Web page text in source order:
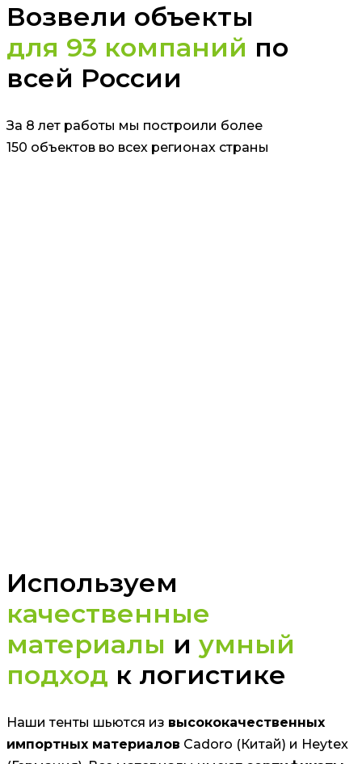
Возвели объекты
для 93 компаний по
всей России
За 8 лет работы мы построили более
150 объектов во всех регионах страны
Используем
качественные
материалы и умный
подход к логистике
Наши тенты шьются из высококачественных
импортных материалов Cadoro (Китай) и Heytex